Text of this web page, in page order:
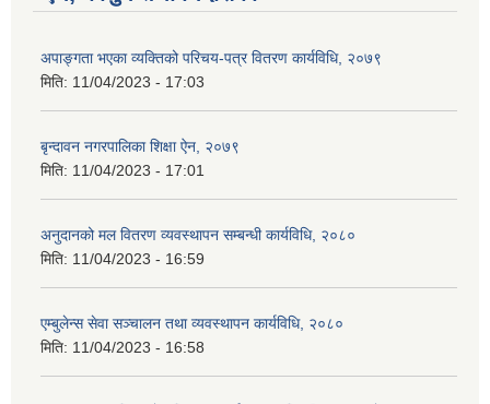
अपाङ्गता भएका व्यक्तिको परिचय-पत्र वितरण कार्यविधि, २०७९
मिति: 11/04/2023 - 17:03
बृन्दावन नगरपालिका शिक्षा ऐन, २०७९
मिति: 11/04/2023 - 17:01
अनुदानको मल वितरण व्यवस्थापन सम्बन्धी कार्यविधि, २०८०
मिति: 11/04/2023 - 16:59
एम्बुलेन्स सेवा सञ्चालन तथा व्यवस्थापन कार्यविधि, २०८०
मिति: 11/04/2023 - 16:58